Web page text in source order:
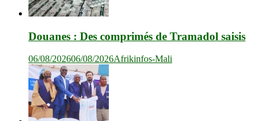
Douanes : Des comprimés de Tramadol saisis
06/08/202606/08/2026Afrikinfos-Mali